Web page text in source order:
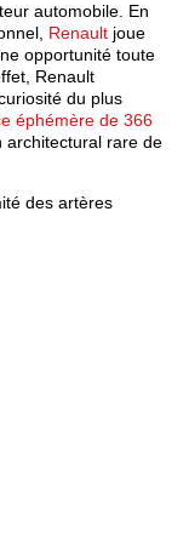
automobile. En
Renault joue
opportunité toute
Renault
du plus
éphémère de 366
architectural rare de
des artères